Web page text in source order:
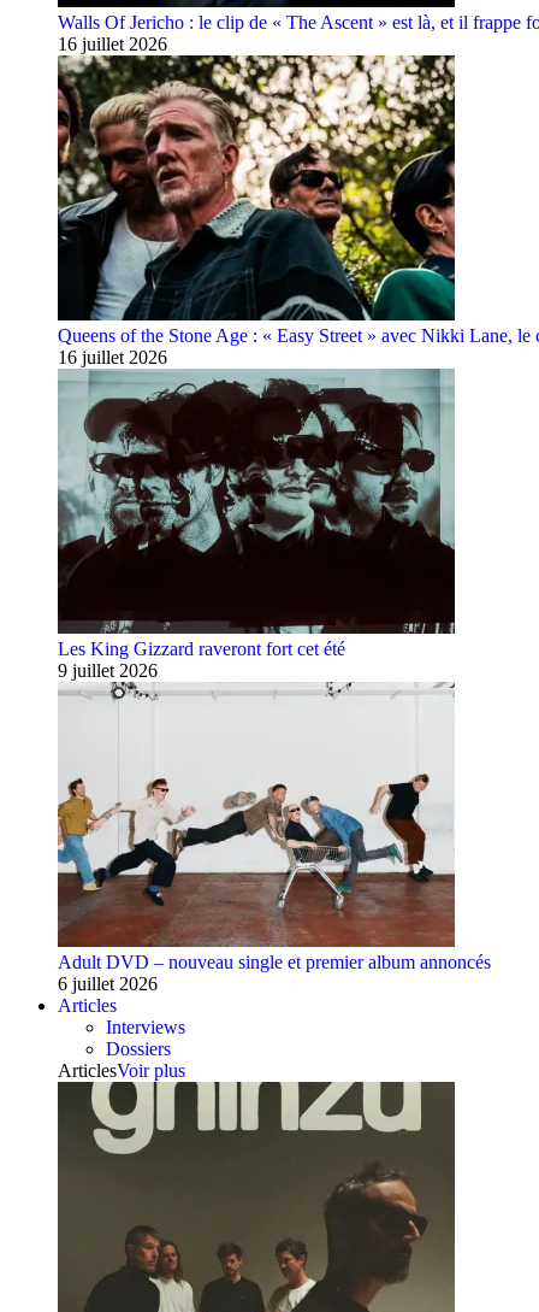
Walls Of Jericho : le clip de « The Ascent » est là, et il frappe
16 juillet 2026
Queens of the Stone Age : « Easy Street » avec Nikki Lane, le
16 juillet 2026
Les King Gizzard raveront fort cet été
9 juillet 2026
Adult DVD – nouveau single et premier album annoncés
6 juillet 2026
Articles
Interviews
Dossiers
ArticlesVoir plus